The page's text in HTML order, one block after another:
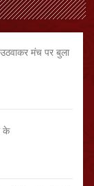
मंच पर बुला
के